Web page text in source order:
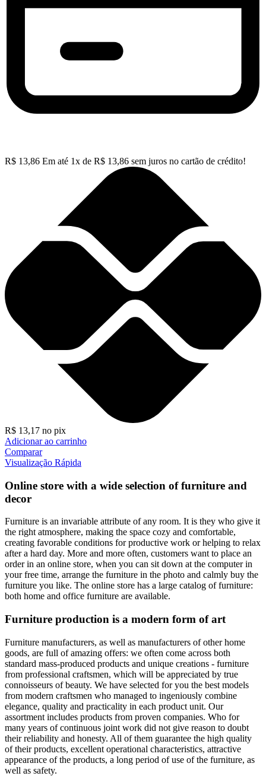
R$ 13,86 Em até 1x de R$ 13,86 sem juros no cartão de crédito!
R$ 13,17 no pix
Adicionar ao carrinho
Comparar
Visualização Rápida
Online store with a wide selection of furniture and
decor
Furniture is an invariable attribute of any room. It is they who give it
the right atmosphere, making the space cozy and comfortable,
creating favorable conditions for productive work or helping to relax
after a hard day. More and more often, customers want to place an
order in an online store, when you can sit down at the computer in
your free time, arrange the furniture in the photo and calmly buy the
furniture you like. The online store has a large catalog of furniture:
both home and office furniture are available.
Furniture production is a modern form of art
Furniture manufacturers, as well as manufacturers of other home
goods, are full of amazing offers: we often come across both
standard mass-produced products and unique creations - furniture
from professional craftsmen, which will be appreciated by true
connoisseurs of beauty. We have selected for you the best models
from modern craftsmen who managed to ingeniously combine
elegance, quality and practicality in each product unit. Our
assortment includes products from proven companies. Who for
many years of continuous joint work did not give reason to doubt
their reliability and honesty. All of them guarantee the high quality
of their products, excellent operational characteristics, attractive
appearance of the products, a long period of use of the furniture, as
well as safety.